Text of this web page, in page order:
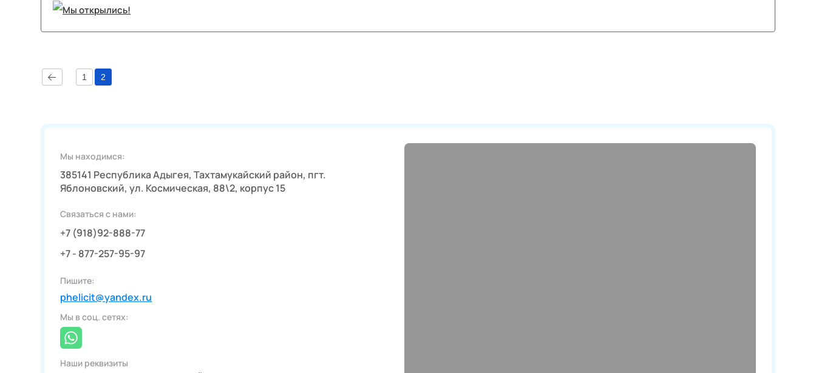
1 2
Мы находимся:
385141 Республика Адыгея, Тахтамукайский район, пгт.
Яблоновский, ул. Космическая, 88\2, корпус 15
Связаться с нами:
+7 (918)92-888-77
+7 - 877-257-95-97
Пишите:
phelicit@yandex.ru
Мы в соц. сетях:
Наши реквизиты